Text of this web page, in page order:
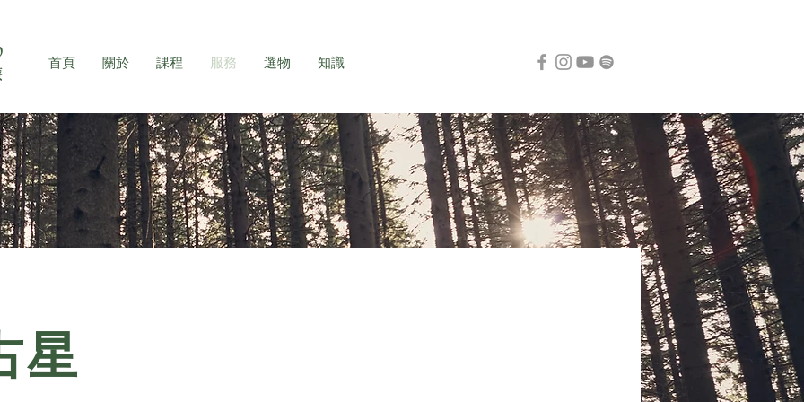
首頁 關於 課程 服務 選物 知識
星